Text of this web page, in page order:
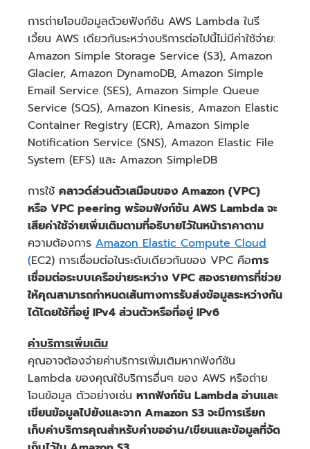
USD ต่อเดือน
ค่าบริการในการประมวลผลราย
เดือน
การถ่ายโอนข้อมูลด้วยฟังก์ชัน AWS Lambda ในรี
เจี้ยน AWS เดียวกันระหว่างบริการต่อไปนี้ไม่มีค่าใช้จ่าย:
Amazon Simple Storage Service (S3), Amazon
Glacier, Amazon DynamoDB, Amazon Simple
Email Service (SES), Amazon Simple Queue
Service (SQS), Amazon Kinesis, Amazon Elastic
Container Registry (ECR), Amazon Simple
Notification Service (SNS), Amazon Elastic File
System (EFS) และ Amazon SimpleDB
การใช้ คลาวด์ส่วนตัวเสมือนของ Amazon (VPC)
หรือ VPC peering พร้อมฟังก์ชัน AWS Lambda จะ
เสียค่าใช้จ่ายเพิ่มเติมตามที่อธิบายไว้ในหน้าราคาตาม
ความต้องการ Amazon Elastic Compute Cloud
(EC2) การเชื่อมต่อในระดับเดียวกันของ VPC คือการ
เชื่อมต่อระบบเครือข่ายระหว่าง VPC สองรายการที่ช่วย
ให้คุณสามารถกำหนดเส้นทางการรับส่งข้อมูลระหว่างกัน
ได้โดยใช้ที่อยู่ IPv4 ส่วนตัวหรือที่อยู่ IPv6
ค่าบริการเพิ่มเติม
คุณอาจต้องจ่ายค่าบริการเพิ่มเติมหากฟังก์ชัน
Lambda ของคุณใช้บริการอื่นๆ ของ AWS หรือถ่าย
โอนข้อมูล ตัวอย่างเช่น หากฟังก์ชัน Lambda อ่านและ
เขียนข้อมูลไปยังและจาก Amazon S3 จะมีการเรียก
เก็บค่าบริการคุณสำหรับคำขออ่าน/เขียนและข้อมูลที่จัด